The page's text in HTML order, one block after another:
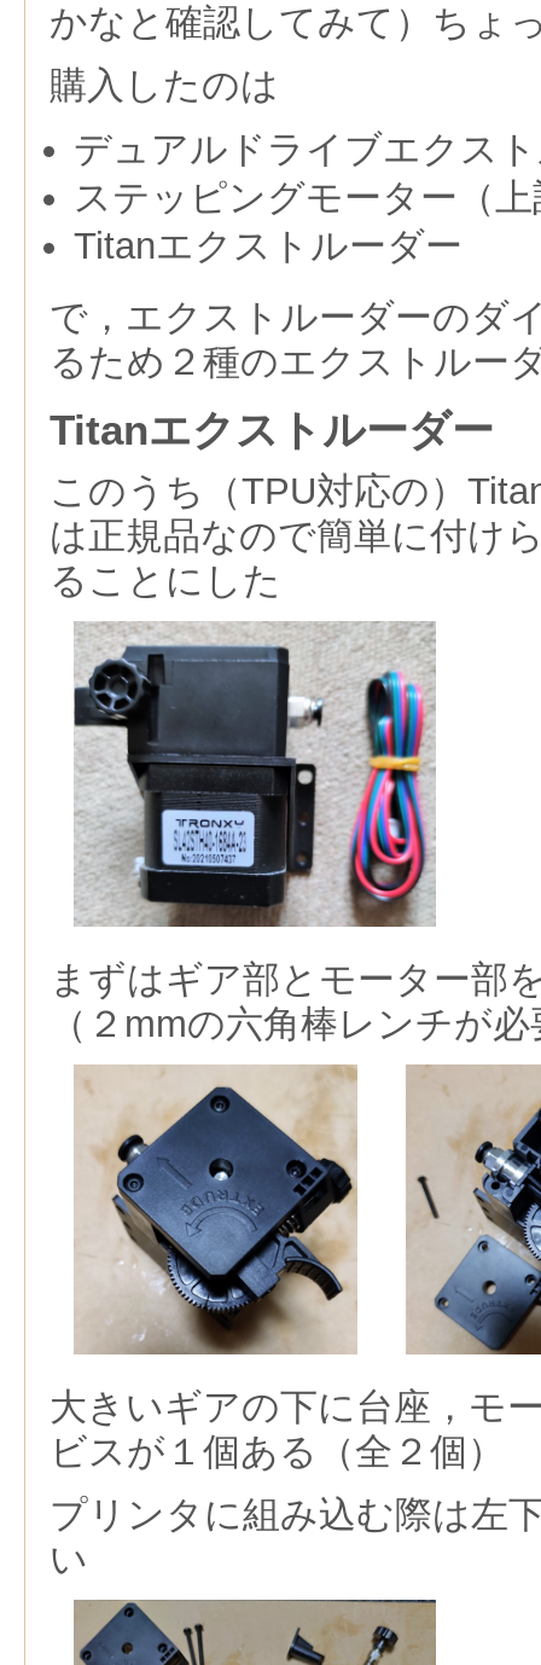
かなと確認してみて）ちょ
購入したのは
デュアルドライブエクス
ステッピングモーター（
Titanエクストルーダー
で，エクストルーダーのダ
るため２種のエクストルー
Titanエクストルーダー
このうち（TPU対応の）
は正規品なので簡単に付け
ることにした
まずはギア部とモーター部
（２mmの六角棒レンチが
大きいギアの下に台座，モ
ビスが１個ある（全２個）
プリンタに組み込む際は左
い